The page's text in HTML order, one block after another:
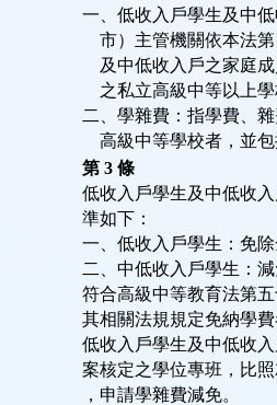
一、低收入戶學生及中
市）主管機關依本法第
及中低收入戶之家庭成
之私立高級中等以上學
二、學雜費：指學費、
高級中等學校者，並包
第 3 條
低收入戶學生及中低收
準如下：
一、低收入戶學生：免除
二、中低收入戶學生：
符合高級中等教育法第
其相關法規規定免納學
低收入戶學生及中低收
案核定之學位專班，比
，申請學雜費減免。